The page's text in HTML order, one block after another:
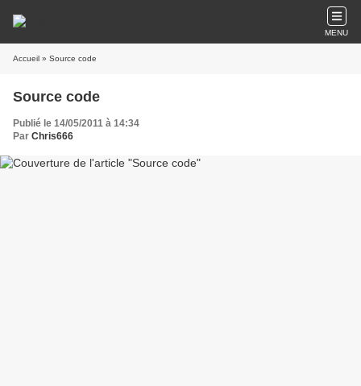
MENU
Accueil » Source code
Source code
Publié le 14/05/2011 à 14:34
Par Chris666